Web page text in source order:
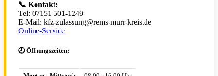
📞 Kontakt:
Tel: 07151 501-1249
E-Mail: kfz-zulassung@rems-murr-kreis.de
Online-Service
🕗 Öffnungszeiten: